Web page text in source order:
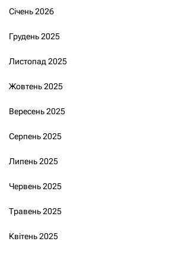
Січень 2026
Грудень 2025
Листопад 2025
Жовтень 2025
Вересень 2025
Серпень 2025
Липень 2025
Червень 2025
Травень 2025
Квітень 2025